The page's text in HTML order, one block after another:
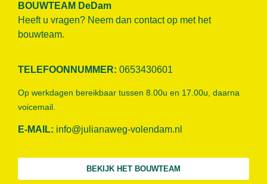
BOUWTEAM DeDam
Heeft u vragen? Neem dan contact op met het
bouwteam.
TELEFOONNUMMER: 0653430601
Op werkdagen bereikbaar tussen 8.00u en 17.00u, daarna
voicemail.
E-MAIL: info@julianaweg-volendam.n
BEKIJK HET BOUWTEAM